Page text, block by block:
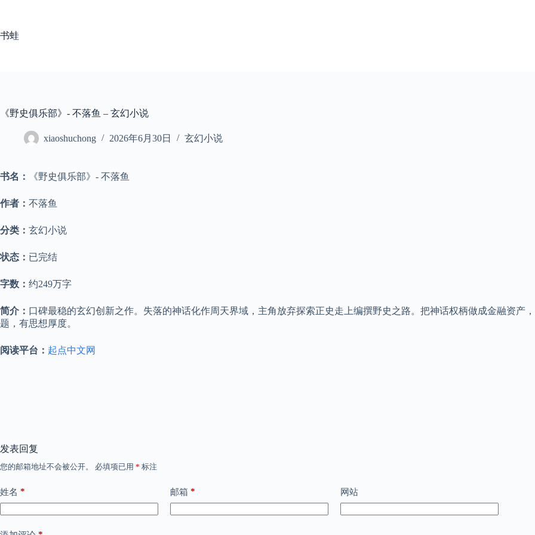
内
容
书蛙
《野史俱乐部》- 不落鱼 – 玄幻小说
xiaoshuchong 2026年6月30日 玄幻小说
书名： 《野史俱乐部》- 不落鱼
作者： 不落鱼
分类： 玄幻小说
状态： 已完结
字数： 约249万字
简介： 口碑最稳的玄幻创新之作。失落的神话化作周天界域，主角放弃探索正史走上编撰野史之路。把神话权柄做成金融资产
题，有思想厚度。
阅读平台： 起点中文网
发表回复
您的邮箱地址不会被公开。 必填项已用 * 标注
姓名 * 邮箱 * 网站